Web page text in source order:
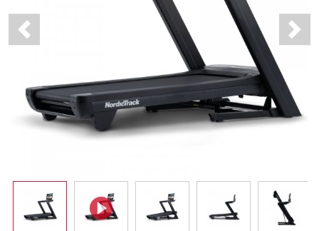
Previous Next